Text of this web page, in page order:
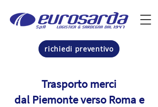
richiedi preventivo
Trasporto merci
dal Piemonte verso Roma e